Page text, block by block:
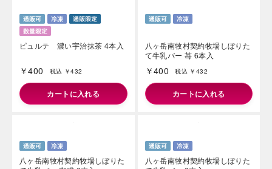
ピュルテ 濃い宇治抹茶 4本入
￥400 税込 ￥432
カートに入れる
八ヶ岳南牧村契約牧場しぼりた
て牛乳バー 苺 6本入
￥400 税込 ￥432
カートに入れる